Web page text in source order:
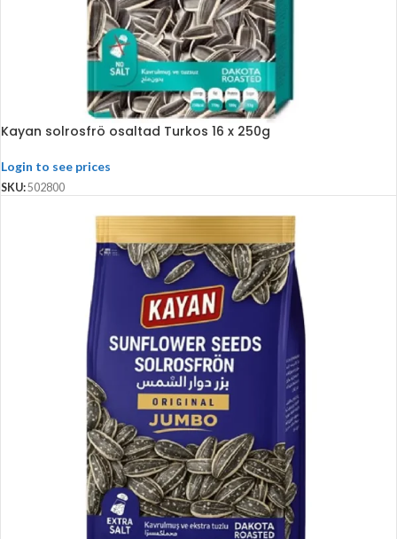
Kayan solrosfrö osaltad Turkos 16 x 250g
Login to see prices
SKU:502800